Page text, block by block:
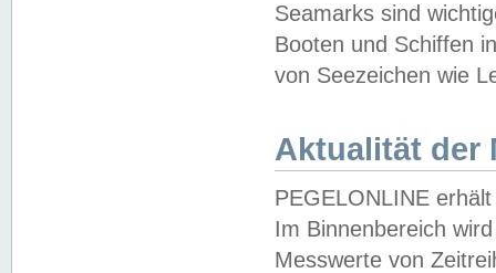
Seamarks sind
Booten und Schiffen
von Seezeichen wie
Aktualität der
PEGELONLINE
Im Binnenbereich
Messwerte von